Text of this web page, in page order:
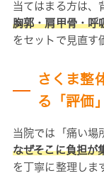
当てはまる方は、
胸郭・肩甲骨・呼
をセットで見直す
さくま整
る「評価」
当院では「痛い場
なぜそこに負担が
を丁寧に整理しま